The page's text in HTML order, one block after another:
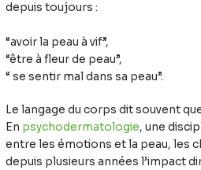
depuis toujours :
“avoir la peau à vif”,
“être à fleur de peau”,
“ se sentir mal dans sa peau”.
Le langage du corps dit souvent
En psychodermatologie, une
entre les émotions et la peau, les
depuis plusieurs années l’impact